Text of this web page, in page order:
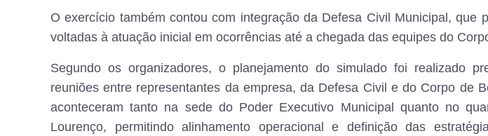
O exercício também contou com integração da Defesa Civil Municipal, que
voltadas à atuação inicial em ocorrências até a chegada das equipes do
Segundo os organizadores, o planejamento do simulado foi realizado
reuniões entre representantes da empresa, da Defesa Civil e do Corpo de
aconteceram tanto na sede do Poder Executivo Municipal quanto no
Lourenço, permitindo alinhamento operacional e definição das